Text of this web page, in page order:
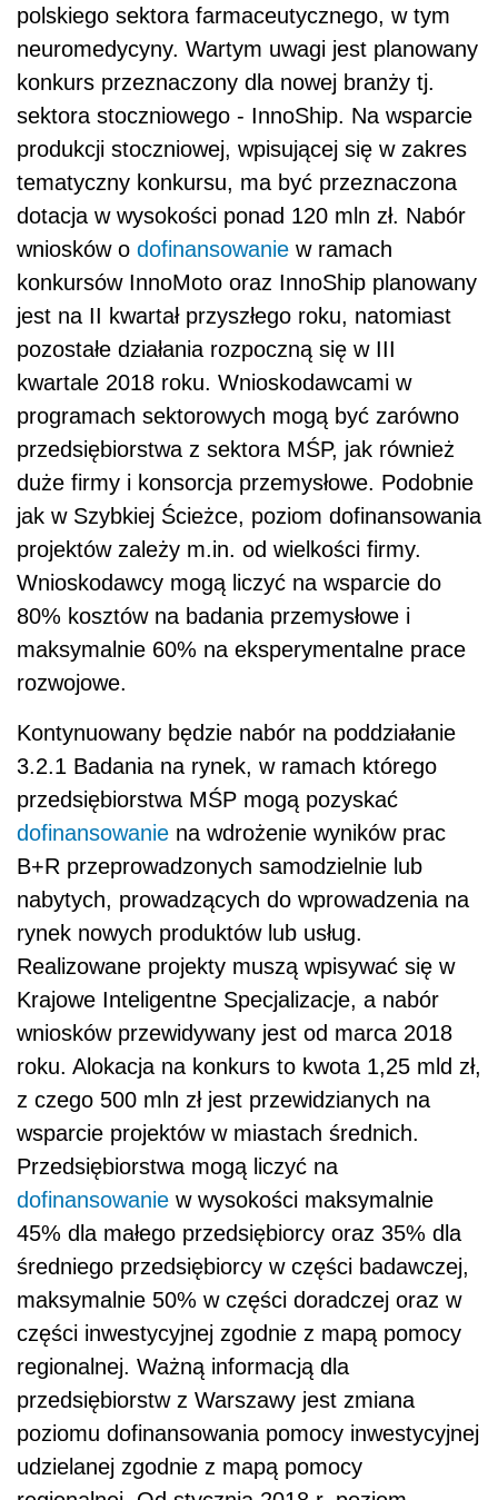
polskiego sektora farmaceutycznego, w tym
neuromedycyny. Wartym uwagi jest planowany
konkurs przeznaczony dla nowej branży tj.
sektora stoczniowego - InnoShip. Na wsparcie
produkcji stoczniowej, wpisującej się w zakres
tematyczny konkursu, ma być przeznaczona
dotacja w wysokości ponad 120 mln zł. Nabór
wniosków o dofinansowanie w ramach
konkursów InnoMoto oraz InnoShip planowany
jest na II kwartał przyszłego roku, natomiast
pozostałe działania rozpoczną się w III
kwartale 2018 roku. Wnioskodawcami w
programach sektorowych mogą być zarówno
przedsiębiorstwa z sektora MŚP, jak również
duże firmy i konsorcja przemysłowe. Podobnie
jak w Szybkiej Ścieżce, poziom dofinansowania
projektów zależy m.in. od wielkości firmy.
Wnioskodawcy mogą liczyć na wsparcie do
80% kosztów na badania przemysłowe i
maksymalnie 60% na eksperymentalne prace
rozwojowe.
Kontynuowany będzie nabór na poddziałanie
3.2.1 Badania na rynek, w ramach którego
przedsiębiorstwa MŚP mogą pozyskać
dofinansowanie na wdrożenie wyników prac
B+R przeprowadzonych samodzielnie lub
nabytych, prowadzących do wprowadzenia na
rynek nowych produktów lub usług.
Realizowane projekty muszą wpisywać się w
Krajowe Inteligentne Specjalizacje, a nabór
wniosków przewidywany jest od marca 2018
roku. Alokacja na konkurs to kwota 1,25 mld zł,
z czego 500 mln zł jest przewidzianych na
wsparcie projektów w miastach średnich.
Przedsiębiorstwa mogą liczyć na
dofinansowanie w wysokości maksymalnie
45% dla małego przedsiębiorcy oraz 35% dla
średniego przedsiębiorcy w części badawczej,
maksymalnie 50% w części doradczej oraz w
części inwestycyjnej zgodnie z mapą pomocy
regionalnej. Ważną informacją dla
przedsiębiorstw z Warszawy jest zmiana
poziomu dofinansowania pomocy inwestycyjnej
udzielanej zgodnie z mapą pomocy